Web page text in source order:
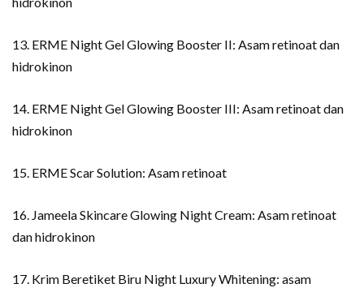
13. ERME Night Gel Glowing Booster II: Asam retinoat dan
hidrokinon
14. ERME Night Gel Glowing Booster III: Asam retinoat dan
hidrokinon
15. ERME Scar Solution: Asam retinoat
16. Jameela Skincare Glowing Night Cream: Asam retinoat
dan hidrokinon
17. Krim Beretiket Biru Night Luxury Whitening: asam